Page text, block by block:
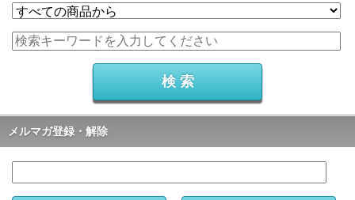
メルマガ登録・解除